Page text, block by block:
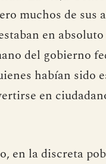
muchos de sus
en
del gobierno
habían sido
en
en la discreta